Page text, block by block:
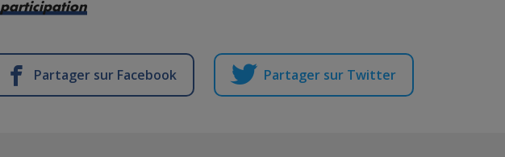
Partager sur Facebook Partager sur Twitter